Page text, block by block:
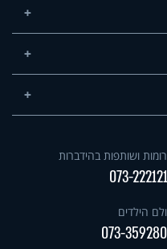
ושותפות בהידברות
073-
הילדים
073-